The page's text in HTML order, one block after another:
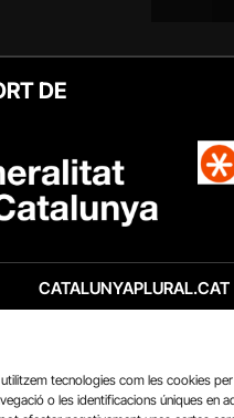
tecnologies com les cookies
o les identificacions úniques en
DE
CATALUNYAPLURAL.CAT